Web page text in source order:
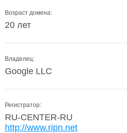
Возраст домена:
20 лет
Владелец:
Google LLC
Регистратор:
RU-CENTER-RU
http://www.ripn.net